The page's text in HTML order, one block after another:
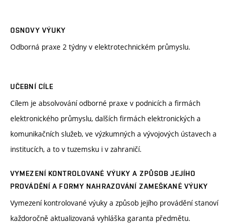
OSNOVY VÝUKY
Odborná praxe 2 týdny v elektrotechnickém průmyslu.
UČEBNÍ CÍLE
Cílem je absolvování odborné praxe v podnicích a firmách
elektronického průmyslu, dalších firmách elektronických a
komunikačních služeb, ve výzkumných a vývojových ústavech a
institucích, a to v tuzemsku i v zahraničí.
VYMEZENÍ KONTROLOVANÉ VÝUKY A ZPŮSOB JEJÍHO
PROVÁDĚNÍ A FORMY NAHRAZOVÁNÍ ZAMEŠKANÉ VÝUKY
Vymezení kontrolované výuky a způsob jejího provádění stanoví
každoročně aktualizovaná vyhláška garanta předmětu.